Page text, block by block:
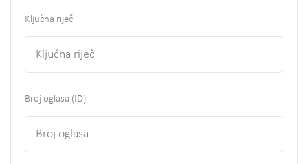
Ključna riječ
Broj oglasa (ID)